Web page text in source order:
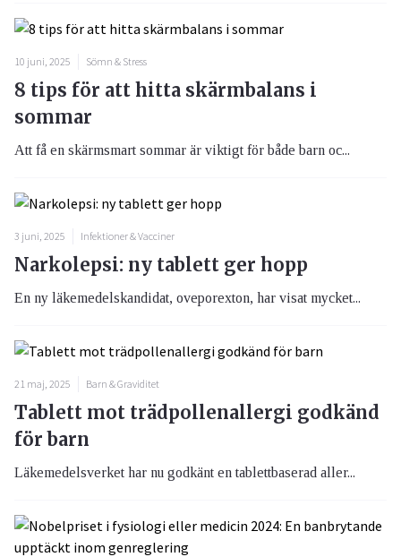
10 juni, 2025 Sömn & Stress
8 tips för att hitta skärmbalans i
sommar
Att få en skärmsmart sommar är viktigt för både barn oc...
3 juni, 2025 Infektioner & Vacciner
Narkolepsi: ny tablett ger hopp
En ny läkemedelskandidat, oveporexton, har visat mycket...
21 maj, 2025 Barn & Graviditet
Tablett mot trädpollenallergi godkänd
för barn
Läkemedelsverket har nu godkänt en tablettbaserad aller...